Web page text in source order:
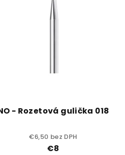
- Rozetová gulička 018
€6,50 bez DPH
€8